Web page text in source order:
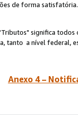
de forma
significa
tanto a nível federal,
Anexo 4 –